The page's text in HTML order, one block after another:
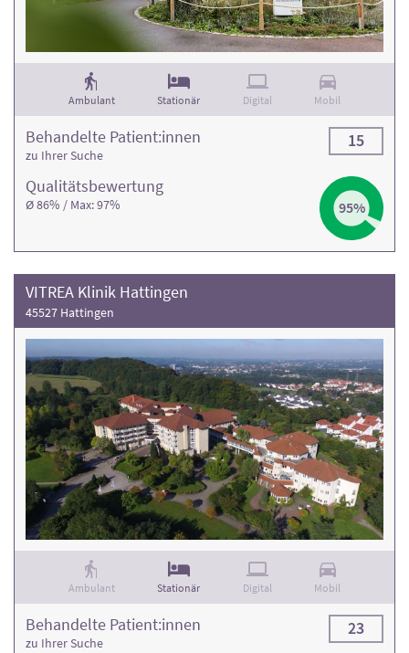
Ambulant Stationär Digital Mobil
Qualitäts­bewertung
Ø 86% / Max: 97% 95%
Behandelte Patient:innen
zu Ihrer Suche
15
VITREA Klinik Hattingen
45527 Hattingen
Ambulant Stationär Digital Mobil
Behandelte Patient:innen
zu Ihrer Suche
23